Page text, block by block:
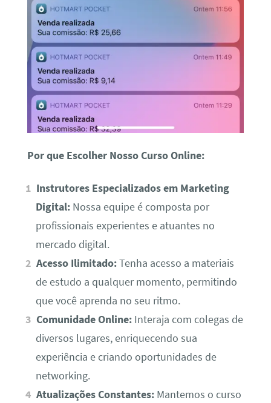
Por que Escolher Nosso Curso Online:
Instrutores Especializados em Marketing
Digital:Nossa equipe é composta por
profissionais experientes e atuantes no
mercado digital.
Acesso Ilimitado:Tenha acesso a materiais
de estudo a qualquer momento, permitindo
que você aprenda no seu ritmo.
Comunidade Online: Interaja com colegas de
diversos lugares, enriquecendo sua
experiência e criando oportunidades de
networking.
Atualizações Constantes: Mantemos o curso